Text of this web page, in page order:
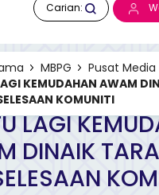
Carian:
MBPG Pusat Media
KEMUDAHAN AWAM
KOMUNITI
LAGI
DINAIK